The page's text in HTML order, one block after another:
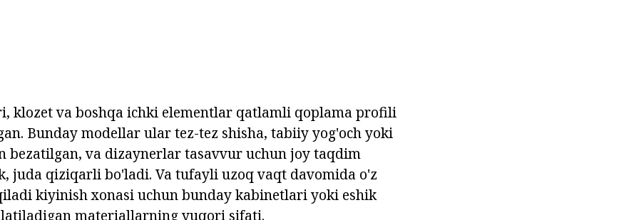
klozet va boshqa ichki elementlar qatlamli qoplama profili
Bunday modellar ular tez-tez shisha, tabiiy yog'och yoki
bezatilgan, va dizaynerlar tasavvur uchun joy taqdim
juda qiziqarli bo'ladi. Va tufayli uzoq vaqt davomida o'z
kiyinish xonasi uchun bunday kabinetlari yoki eshik
materiallarning yuqori sifati.